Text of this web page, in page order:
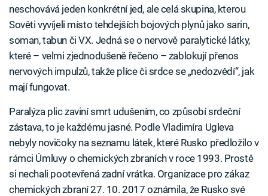
neschovává jeden konkrétní jed, ale celá skupina, kterou
Sověti vyvíjeli místo tehdejších bojových plynů jako sarin,
soman, tabun či VX. Jedná se o nervově paralytické látky,
které – velmi zjednodušeně řečeno – zablokují přenos
nervových impulzů, takže plíce či srdce se „nedozvědí“, jak
mají fungovat.
Paralýza plic zaviní smrt udušením, co způsobí srdeční
zástava, to je každému jasné. Podle Vladimíra Ugleva
nebyly novičoky na seznamu látek, které Rusko předložilo v
rámci Úmluvy o chemických zbraních v roce 1993. Prostě
si nechali pootevřená zadní vrátka. Organizace pro zákaz
chemických zbraní 27. 10. 2017 oznámila, že Rusko své